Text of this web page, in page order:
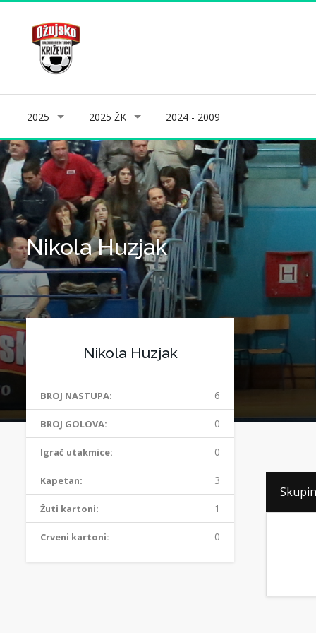
2025 2025 ŽK 2024 - 2009
Nikola Huzjak
Nikola Huzjak
BROJ NASTUPA: 6
BROJ GOLOVA: 0
Igrač utakmice: 0
Kapetan: 3
Žuti kartoni: 1
Crveni kartoni: 0